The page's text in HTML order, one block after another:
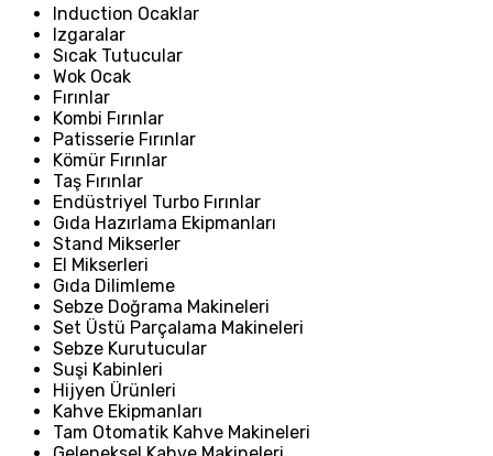
Induction Ocaklar
Izgaralar
Sıcak Tutucular
Wok Ocak
Fırınlar
Kombi Fırınlar
Patisserie Fırınlar
Kömür Fırınlar
Taş Fırınlar
Endüstriyel Turbo Fırınlar
Gıda Hazırlama Ekipmanları
Stand Mikserler
El Mikserleri
Gıda Dilimleme
Sebze Doğrama Makineleri
Set Üstü Parçalama Makineleri
Sebze Kurutucular
Suşi Kabinleri
Hijyen Ürünleri
Kahve Ekipmanları
Tam Otomatik Kahve Makineleri